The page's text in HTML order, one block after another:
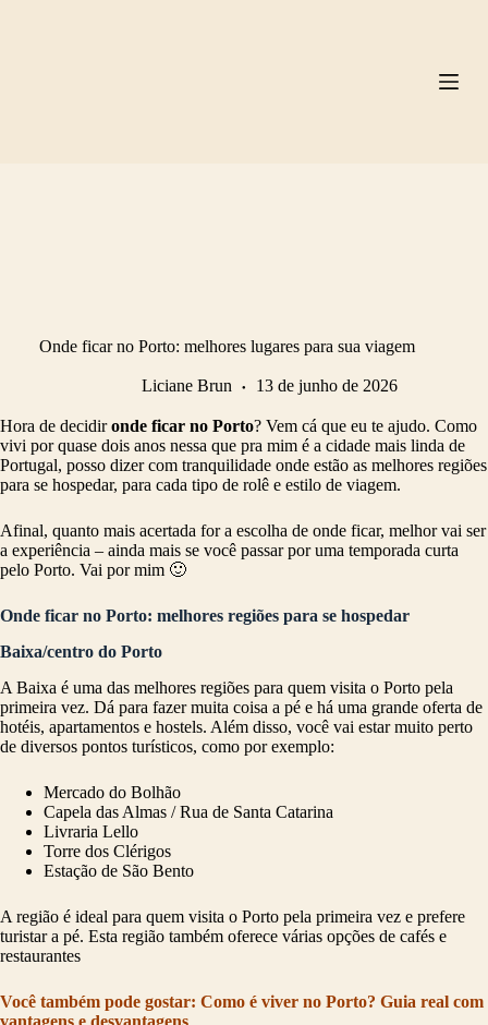
Onde ficar no Porto: melhores lugares para sua viagem
Liciane Brun 13 de junho de 2026
Hora de decidironde ficar no Porto? Vem cá que eu te ajudo. Como
vivi por quase dois anos nessa que pra mim é a cidade mais linda de
Portugal, posso dizer com tranquilidade onde estão as melhores regiões
para se hospedar, para cada tipo de rolê e estilo de viagem.
Afinal, quanto mais acertada for a escolha de onde ficar, melhor vai ser
a experiência – ainda mais se você passar por uma temporada curta
pelo Porto. Vai por mim 🙂
Onde ficar no Porto: melhores regiões para se hospedar
Baixa/centro do Porto
A Baixa é uma das melhores regiões para quem visita o Porto pela
primeira vez. Dá para fazer muita coisa a pé e há uma grande oferta de
hotéis, apartamentos e hostels. Além disso, você vai estar muito perto
de diversos pontos turísticos, como por exemplo:
Mercado do Bolhão
Capela das Almas / Rua de Santa Catarina
Livraria Lello
Torre dos Clérigos
Estação de São Bento
A região é ideal para quem visita o Porto pela primeira vez e prefere
turistar a pé. Esta região também oferece várias opções de cafés e
restaurantes
Você também pode gostar: Como é viver no Porto? Guia real com
vantagens e desvantagens